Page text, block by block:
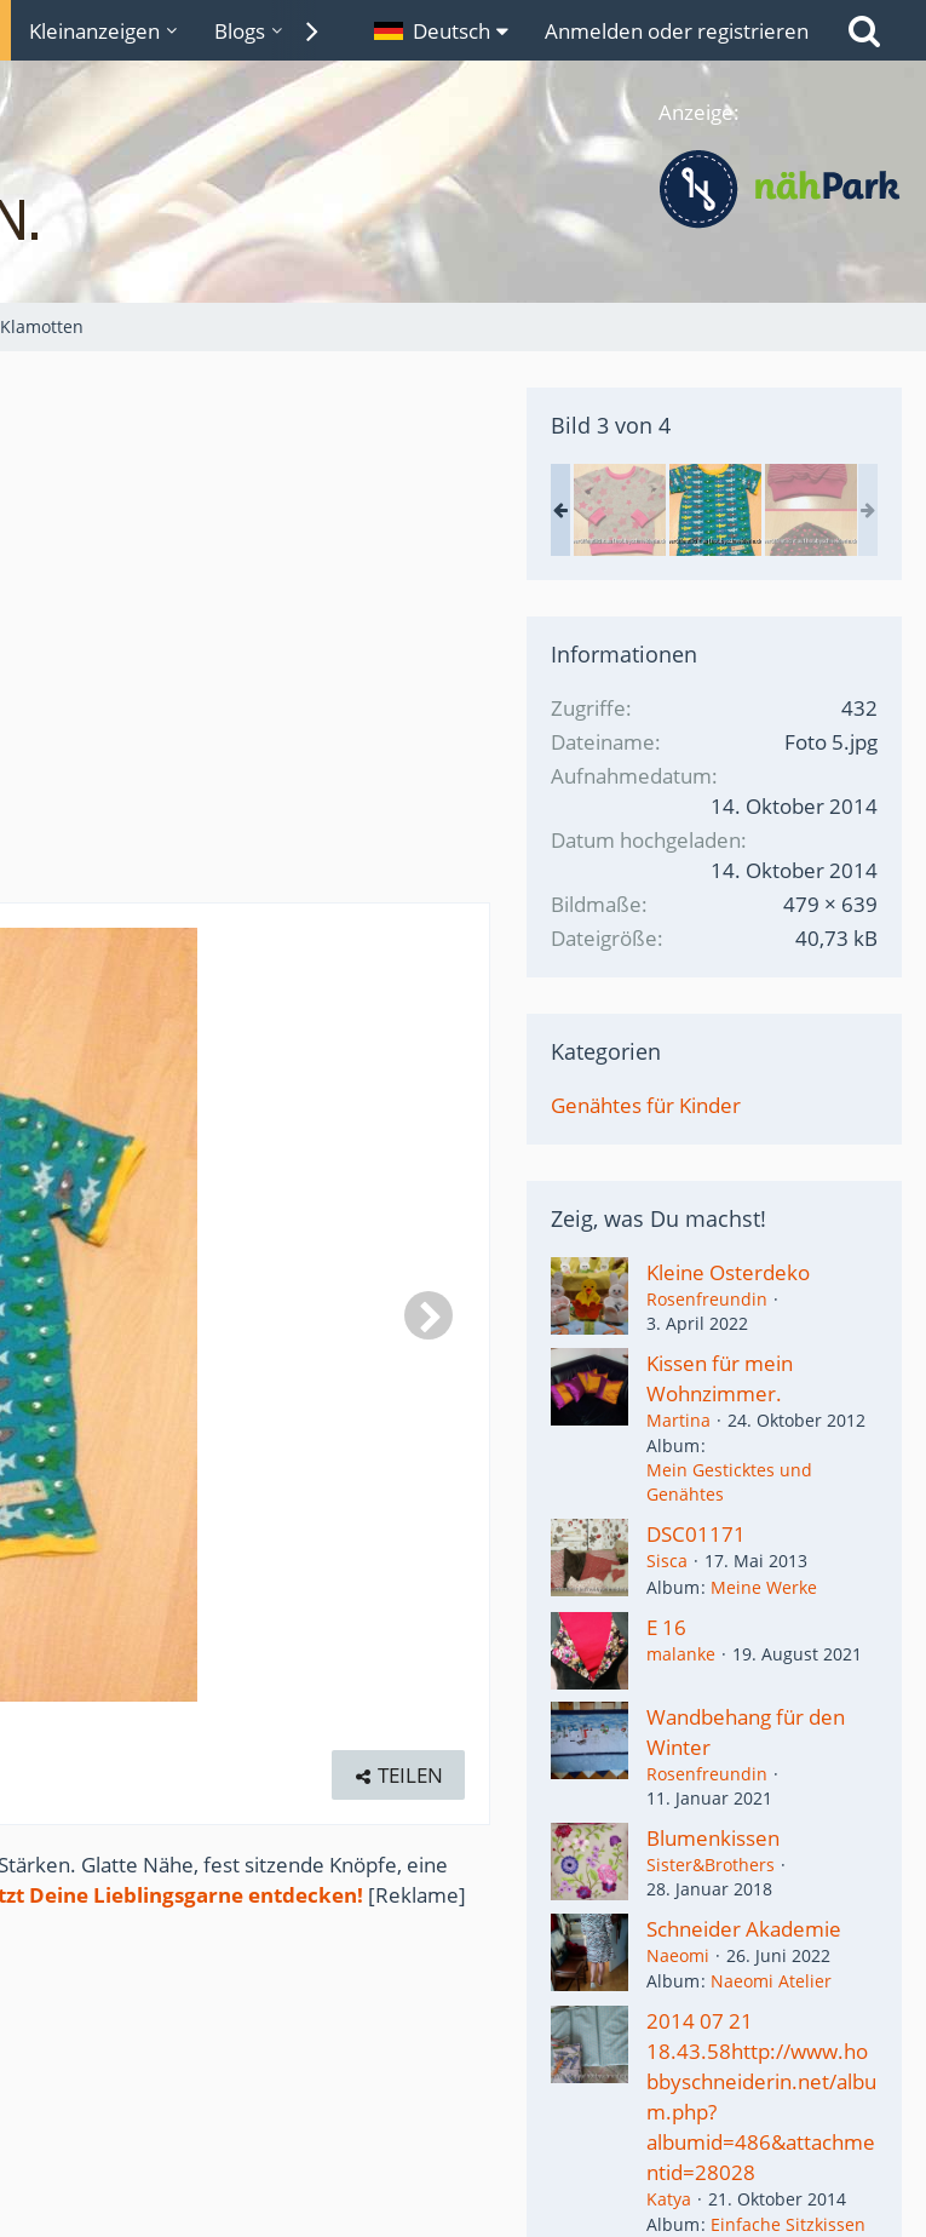
Kleinanzeigen Blogs Lexikon Links
Deutsch Anmelden oder registrieren
Anzeige:
TEILEN
Glatte Nähe, fest sitzende Knöpfe, eine
Deine Lieblingsgarne entdecken! [Reklame]
Bild 3 von 4
Informationen
Zugriffe
432
Dateiname
Foto 5.jpg
Aufnahmedatum
14. Oktober 2014
Datum hochgeladen
14. Oktober 2014
Bildmaße
479 × 639
Dateigröße
40,73 kB
Kategorien
Genähtes für Kinder
Zeig, was Du machst!
Kleine Osterdeko
Rosenfreundin
3. April 2022
Kissen für mein
Wohnzimmer.
Martina
24. Oktober 2012
Album
Mein Gesticktes und
Genähtes
DSC01171
Sisca
17. Mai 2013
Album Meine Werke
E 16
malanke 19. August 2021
Wandbehang für den
Winter
Rosenfreundin
11. Januar 2021
Blumenkissen
Sister&Brothers
28. Januar 2018
Schneider Akademie
Naeomi
26. Juni 2022
Album Naeomi Atelier
2014 07 21
18.43.58http://www.ho
bbyschneiderin.net/albu
m.php?
albumid=486&attachme
ntid=28028
Katya
21. Oktober 2014
Album Einfache Sitzkissen